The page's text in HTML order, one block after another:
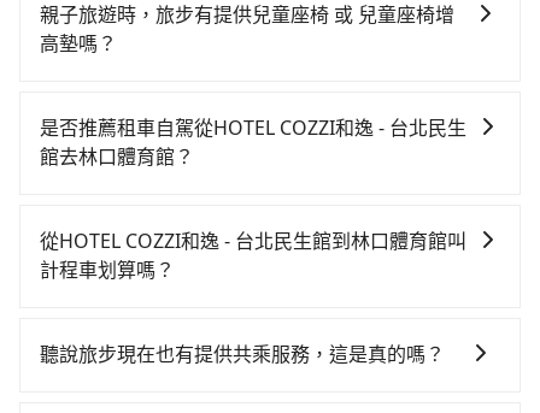
親子旅遊時，旅步有提供兒童座椅 或 兒童座椅增
高墊嗎？
童座椅。每趟每個租金 NT$300。您可以在預定服務時
填寫您的需求。
是否推薦租車自駕從HOTEL COZZI和逸 - 台北民生
館去林口體育館？
以選擇租車自駕，但花費可能不小。租車公司一般以天
為單位計費，小轎車如Toyota Yaris、Nissan Kicks，
3元）、eTag（每公里約1元）、路邊停車（每小時約40
從HOTEL COZZI和逸 - 台北民生館到林口體育館叫
計程車划算嗎？
灣大車隊、Uber、Line Taxi、Yoxi等，如果在路邊攔不
聽說旅步現在也有提供共乘服務，這是真的嗎？